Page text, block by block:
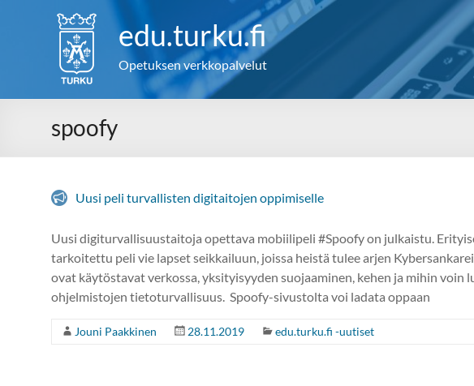
edu.turku.fi
Opetuksen verkkopalvelut
spoofy
Uusi peli turvallisten digitaitojen oppimiselle
Uusi digiturvallisuustaitoja opettava mobiilipeli #Spoofy on julkaistu.
tarkoitettu peli vie lapset seikkailuun, joissa heistä tulee arjen
ovat käytöstavat verkossa, yksityisyyden suojaaminen, kehen ja mihin voin
ohjelmistojen tietoturvallisuus. Spoofy-sivustolta voi ladata oppaan
Jouni Paakkinen 28.11.2019 edu.turku.fi -uutiset